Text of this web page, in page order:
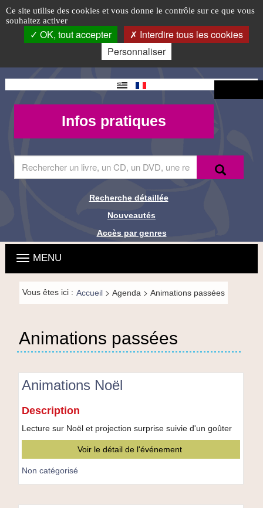
Panneau de gestion des cookies
Ce site utilise des cookies et vous donne le contrôle sur ce que vous
souhaitez activer
OK, tout accepter
Interdire tous les cookies
Personnaliser
Accéder
au
menu
principal
Accéder
au
contenu
Accéder
à
connexion
Animations
passées
Logo
top-
Changement
de langue
Mon
compte -
Infos
pratiques
Infos pratiques
Recherche
site
Recherche détaillée
Nouveautés
Accès par genres
Menu
principal
Ouvrir
la
navigation
Fil de
navigation-
FR
Vous êtes ici : Accueil > Agenda > Animations passées
Animations passées
Animations Noël
Noël
Description
Lecture sur Noël et projection surprise suivie d'un goûter
Voir le détail de l'événement
Non catégorisé